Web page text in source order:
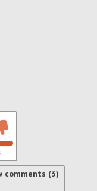
comments (3)